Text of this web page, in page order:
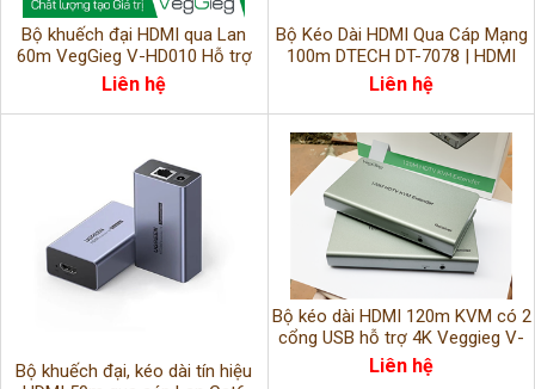
Bộ khuếch đại HDMI qua Lan
60m VegGieg V-HD010 Hỗ trợ
USB & Âm thanh, Full HD 1080P
Liên hệ
Bộ Kéo Dài HDMI Qua Cáp Mạng
100m DTECH DT-7078 | HDMI
Extender Có IR | Hỗ Trợ POC |
Liên hệ
Bộ khuếch đại, kéo dài tín hiệu
Bộ kéo dài HDMI 120m KVM có 2
cổng USB hỗ trợ 4K Veggieg V-
HD011
Liên hệ